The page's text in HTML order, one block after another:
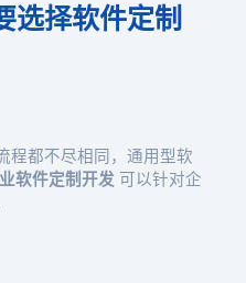
选择软件定制
程都不尽相同，通用型软
软件定制开发 可以针对企